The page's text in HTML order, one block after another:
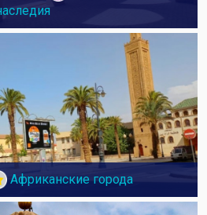
Африканские города